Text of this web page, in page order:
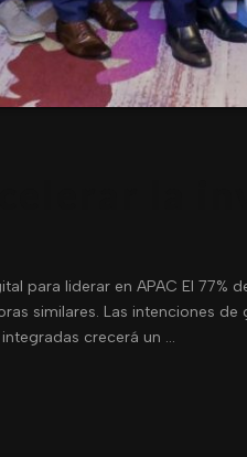
para liderar en APAC El
similares. Las intenciones
crecerá un …